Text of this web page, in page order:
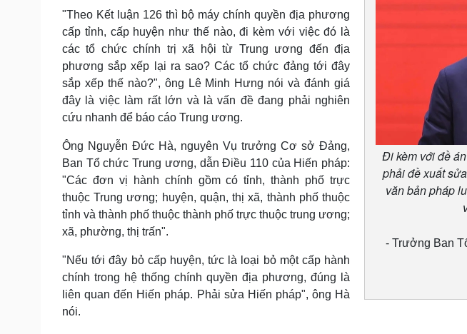
Đi kèm với đề
phải đề xuất
văn bản pháp
- Trưởng Ban
"Theo Kết luận 126 thì bộ máy chính quyền địa phương
cấp tỉnh, cấp huyện như thế nào, đi kèm với việc đó là
các tổ chức chính trị xã hội từ Trung ương đến địa
phương sắp xếp lại ra sao? Các tổ chức đảng tới đây
sắp xếp thế nào?", ông Lê Minh Hưng nói và đánh giá
đây là việc làm rất lớn và là vấn đề đang phải nghiên
cứu nhanh để báo cáo Trung ương.
Ông Nguyễn Đức Hà, nguyên Vụ trưởng Cơ sở Đảng,
Ban Tổ chức Trung ương, dẫn Điều 110 của Hiến pháp:
"Các đơn vị hành chính gồm có tỉnh, thành phố trực
thuộc Trung ương; huyện, quận, thị xã, thành phố thuộc
tỉnh và thành phố thuộc thành phố trực thuộc trung ương;
xã, phường, thị trấn".
"Nếu tới đây bỏ cấp huyện, tức là loại bỏ một cấp hành
chính trong hệ thống chính quyền địa phương, đúng là
liên quan đến Hiến pháp. Phải sửa Hiến pháp", ông Hà
nói.